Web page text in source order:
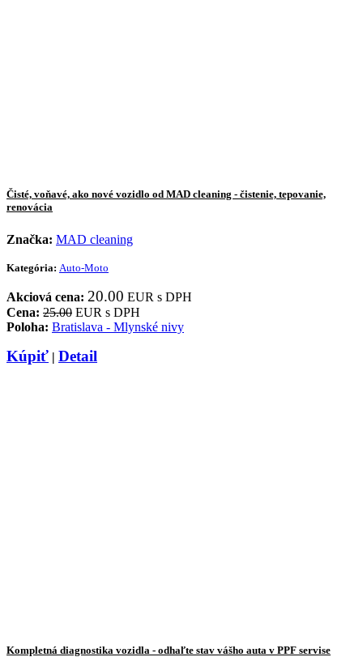
Čisté, voňavé, ako nové vozidlo od MAD cleaning - čistenie, tepovanie,
renovácia
Značka: MAD cleaning
Kategória: Auto-Moto
Akciová cena: 20.00 EUR s DPH
Cena: 25.00 EUR s DPH
Poloha: Bratislava - Mlynské nivy
Kúpiť | Detail
Kompletná diagnostika vozidla - odhaľte stav vášho auta v PPF servise